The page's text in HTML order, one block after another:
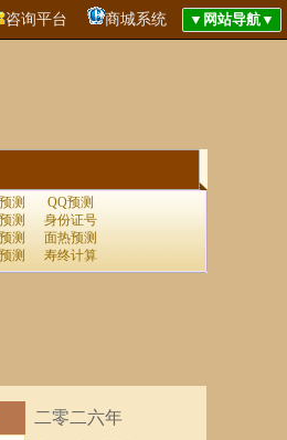
咨询平台 商城系统
测
QQ预测
测
身份证号
测
面热预测
测 寿终计算
二零二六年